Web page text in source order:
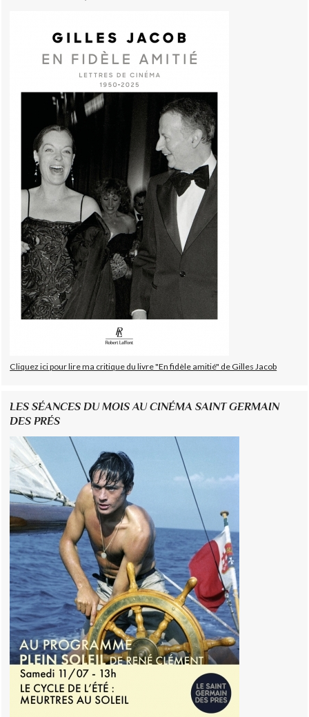
Cliquez ici pour lire ma critique du livre "En fidèle amitié" de Gilles Jacob
LES SÉANCES DU MOIS AU CINÉMA SAINT GERMAIN
DES PRÉS